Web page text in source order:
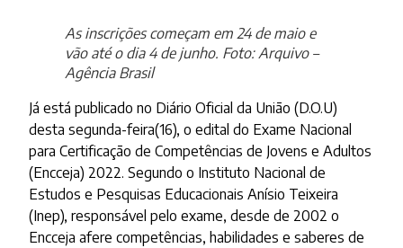
As inscrições começam em 24 de maio e
vão até o dia 4 de junho. Foto: Arquivo –
Agência Brasil
Já está publicado no Diário Oficial da União (D.O.U)
desta segunda-feira(16), o edital do Exame Nacional
para Certificação de Competências de Jovens e Adultos
(Encceja) 2022. Segundo o Instituto Nacional de
Estudos e Pesquisas Educacionais Anísio Teixeira
(Inep), responsável pelo exame, desde de 2002 o
Encceja afere competências, habilidades e saberes de